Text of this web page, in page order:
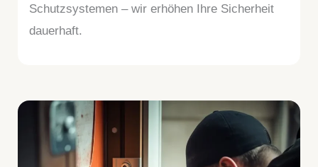
Schutzsystemen – wir erhöhen Ihre Sicherheit
dauerhaft.